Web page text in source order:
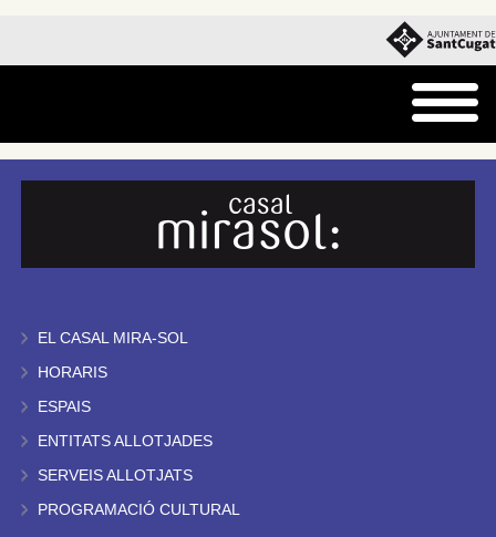
EL CASAL MIRA-SOL
HORARIS
ESPAIS
ENTITATS ALLOTJADES
SERVEIS ALLOTJATS
PROGRAMACIÓ CULTURAL